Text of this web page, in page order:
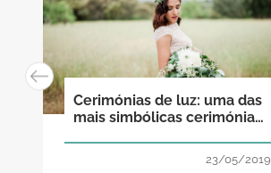
Cerimónias de luz: uma das
mais simbólicas cerimónias
23/05/2019